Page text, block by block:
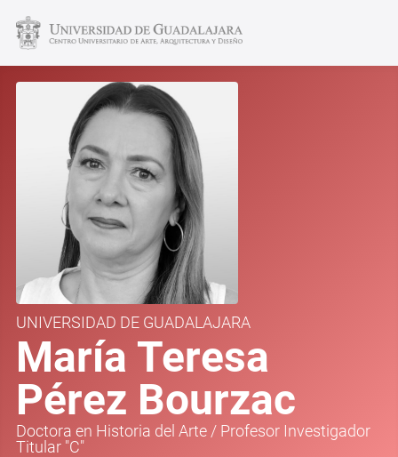
UNIVERSIDAD DE GUADALAJARA
María Teresa
Pérez Bourzac
Doctora en Historia del Arte / Profesor Investigador
Titular "C"